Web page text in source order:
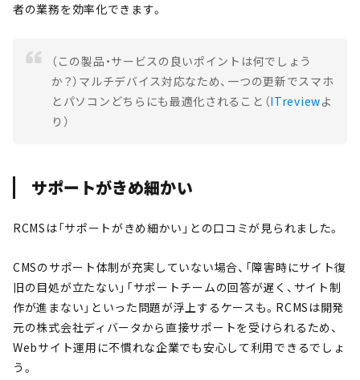
者の業務を効率化できます。
（この製品・サービスの良いポイントは何でしょう
か？）マルチデバイス対応なため、一つの更新でスマホ
とパソコンどちらにも最適化されること（ITreviewよ
り）
サポートがきめ細かい
RCMSは「サポートがきめ細かい」との口コミが見られました。
CMSのサポート体制が充実していない場合、「障害時にサイト復
旧の目処が立たない」「サポートチームの回答が遅く、サイト制
作が進まない」といった問題が浮上するケースも。RCMSは開発
元の株式会社ディバータから直接サポートを受けられるため、
Webサイト運用に不慣れな企業でも安心して利用できるでしょ
う。